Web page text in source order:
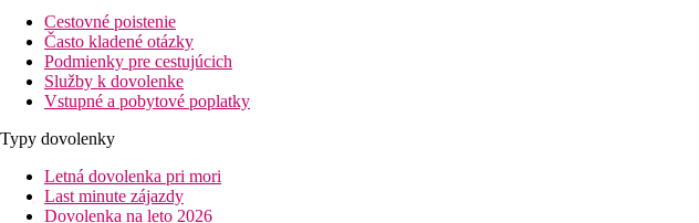
Cestovné poistenie
Často kladené otázky
Podmienky pre cestujúcich
Služby k dovolenke
Vstupné a pobytové poplatky
Typy dovolenky
Letná dovolenka pri mori
Last minute zájazdy
Dovolenka na leto 2026